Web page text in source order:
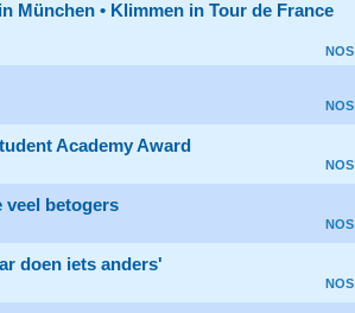
München • Klimmen in Tour de France
NOS
NOS
Academy Award
NOS
veel betogers
NOS
doen iets anders'
NOS